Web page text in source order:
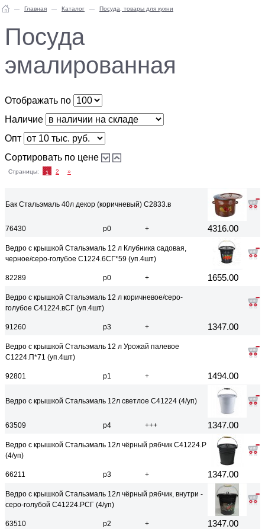
Главная Каталог Посуда, товары для кухни
Посуда
эмалированная
Отображать по
Наличие
Опт
Сортировать по цене
Страницы: 1 2 »
Бак Стальэмаль 40л декор (коричневый) С2833.в
76430 р0 + 4316.00
Ведро с крышкой Стальэмаль 12 л Клубника садовая,
черное/серо-голубое С1224.6СГ*59 (уп.4шт)
82289 р0 + 1655.00
Ведро с крышкой Стальэмаль 12 л коричневое/серо-
голубое С41224.вСГ (уп.4шт)
91260 р3 + 1347.00
Ведро с крышкой Стальэмаль 12 л Урожай палевое
С1224.П*71 (уп.4шт)
92801 р1 + 1494.00
Ведро с крышкой Стальэмаль 12л светлое С41224 (4/уп)
63509 р4 +++ 1347.00
Ведро с крышкой Стальэмаль 12л чёрный рябчик С41224.Р
(4/уп)
66211 р3 + 1347.00
Ведро с крышкой Стальэмаль 12л чёрный рябчик, внутри -
серо-голубой С41224.РСГ (4/уп)
63510 р2 + 1347.00